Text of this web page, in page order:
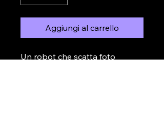
Aggiungi al carrello
Un robot che scatta foto